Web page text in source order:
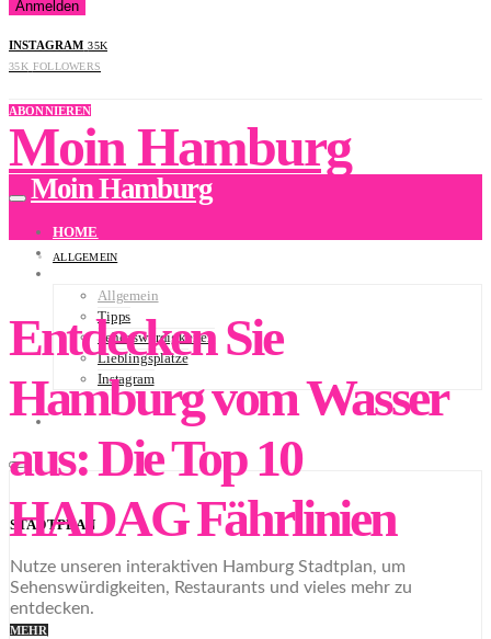
INSTAGRAM 35K
35K FOLLOWERS
ABONNIEREN
Moin Hamburg
Moin Hamburg
HOME
ÜBER UNS
Allgemein
Tipps
Sehenswürdigkeiten
Lieblingsplätze
Instagram
NEWSLETTER
STADTPLAN
Nutze unseren interaktiven Hamburg Stadtplan, um
Sehenswürdigkeiten, Restaurants und vieles mehr zu
entdecken.
MEHR
ALLGEMEIN
Entdecken Sie
Hamburg vom Wasser
aus: Die Top 10
HADAG Fährlinien